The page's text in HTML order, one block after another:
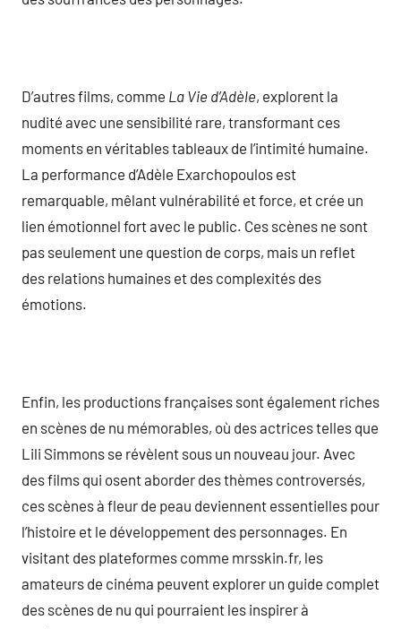
D’autres films, comme La Vie d’Adèle, explorent la
nudité avec une sensibilité rare, transformant ces
moments en véritables tableaux de l’intimité humaine.
La performance d’Adèle Exarchopoulos est
remarquable, mêlant vulnérabilité et force, et crée un
lien émotionnel fort avec le public. Ces scènes ne sont
pas seulement une question de corps, mais un reflet
des relations humaines et des complexités des
émotions.
Enfin, les productions françaises sont également riches
en scènes de nu mémorables, où des actrices telles que
Lili Simmons se révèlent sous un nouveau jour. Avec
des films qui osent aborder des thèmes controversés,
ces scènes à fleur de peau deviennent essentielles pour
l’histoire et le développement des personnages. En
visitant des plateformes comme mrsskin.fr, les
amateurs de cinéma peuvent explorer un guide complet
des scènes de nu qui pourraient les inspirer à